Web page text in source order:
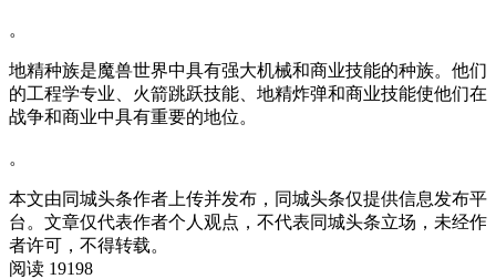
。
地精种族是魔兽世界中具有强大机械和商业技能的种族。他们
的工程学专业、火箭跳跃技能、地精炸弹和商业技能使他们在
战争和商业中具有重要的地位。
。
本文由同城头条作者上传并发布，同城头条仅提供信息发布平
台。文章仅代表作者个人观点，不代表同城头条立场，未经作
者许可，不得转载。
阅读 19198